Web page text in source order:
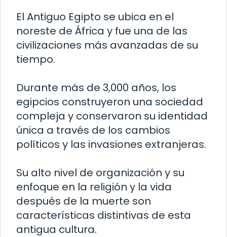
El Antiguo Egipto se ubica en el
noreste de África y fue una de las
civilizaciones más avanzadas de su
tiempo.
Durante más de 3,000 años, los
egipcios construyeron una sociedad
compleja y conservaron su identidad
única a través de los cambios
políticos y las invasiones extranjeras.
Su alto nivel de organización y su
enfoque en la religión y la vida
después de la muerte son
características distintivas de esta
antigua cultura.